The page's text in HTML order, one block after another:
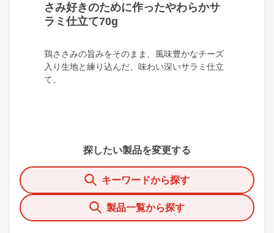
さみ好きのために作ったやわらかサ
ラミ仕立て70g
鶏ささみの旨みをそのまま、風味豊かなチーズ
入り生地と練り込んだ、味わい深いサラミ仕立
て。
探したい製品を変更する
キーワードから探す
製品一覧から探す